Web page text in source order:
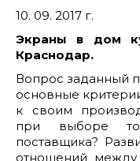
10. 09. 2017 г.
Экраны в дом
Краснодар.
Вопрос заданный
основные
к своим
при выборе
поставщика?
отношений между